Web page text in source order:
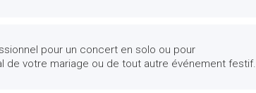
pour un concert en solo ou pour
de votre mariage ou de tout autre événement festif.